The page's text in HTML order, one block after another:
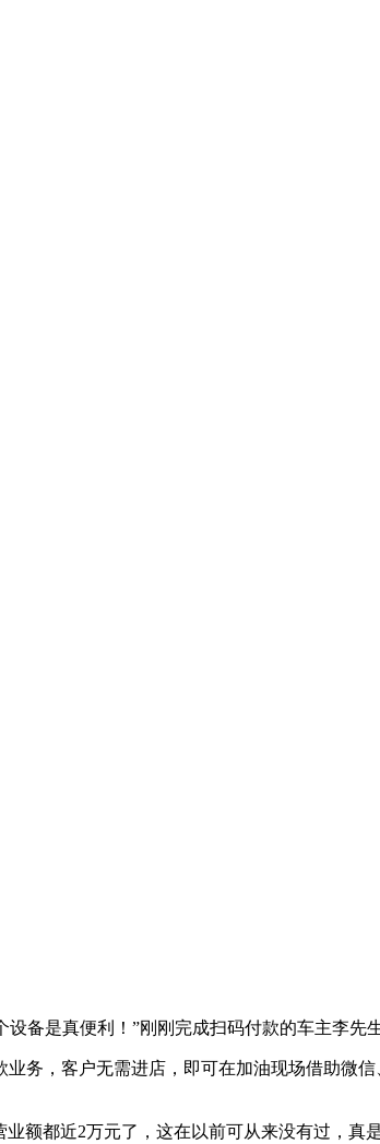
备是真便利！”刚刚完成扫码付款的车主李先
务，客户无需进店，即可在加油现场借助微
额都近2万元了，这在以前可从来没有过，